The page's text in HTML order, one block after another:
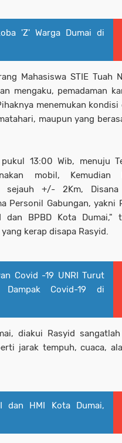
'Z' Warga Dumai di
Mahasiswa STIE Tuah
mengaku, pemadaman
menemukan kondisi
maupun yang
13:00 Wib, menuju
mobil, Kemudian
sejauh +/- 2Km, Disana
Personil Gabungan, yakni
dan BPBD Kota Dumai,"
kerap disapa Rasyid.
Covid -19 UNRI Turut
Dampak Covid-19 di
diakui Rasyid
jarak tempuh, cuaca,
dan HMI Kota Dumai,